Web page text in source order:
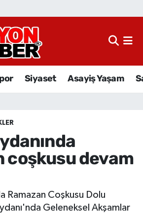
Siyaset Asayiş Yaşam
coşkusu devam
Ramazan Coşkusu Dolu
Geleneksel Akşamlar